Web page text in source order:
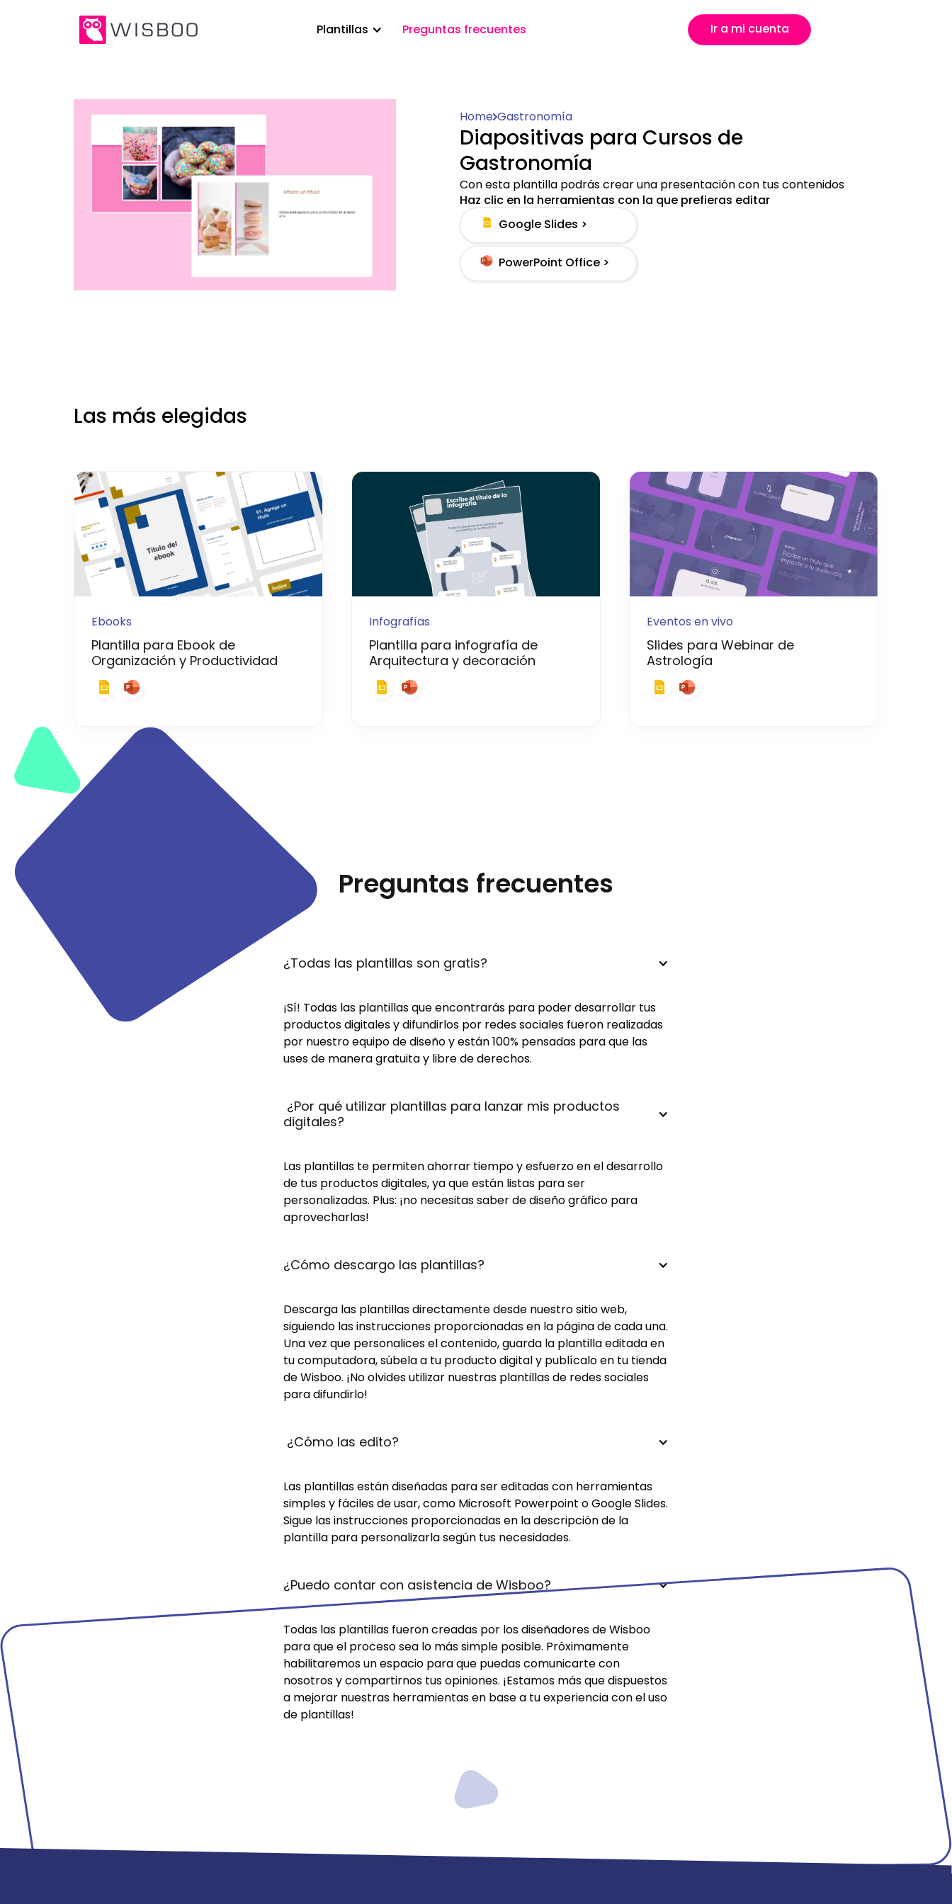
Plantillas Preguntas frecuentes Ir a mi cuenta
Home Gastronomía
Diapositivas para Cursos de
Gastronomía
Con esta plantilla podrás crear una presentación con tus contenidos
Haz clic en la herramientas con la que prefieras editar
Google Slides >
PowerPoint Office >
Las más elegidas
Ebooks
Plantilla para Ebook de
Organización y Productividad
Infografías
Plantilla para infografía de
Arquitectura y decoración
Eventos en vivo
Slides para Webinar de
Astrología
Preguntas frecuentes
¿Todas las plantillas son gratis?
¡Sí! Todas las plantillas que encontrarás para poder desarrollar tus
productos digitales y difundirlos por redes sociales fueron realizadas
por nuestro equipo de diseño y están 100% pensadas para que las
uses de manera gratuita y libre de derechos.
¿Por qué utilizar plantillas para lanzar mis productos
digitales?
Las plantillas te permiten ahorrar tiempo y esfuerzo en el desarrollo
de tus productos digitales, ya que están listas para ser
personalizadas. Plus: ¡no necesitas saber de diseño gráfico para
aprovecharlas!
¿Cómo descargo las plantillas?
Descarga las plantillas directamente desde nuestro sitio web,
siguiendo las instrucciones proporcionadas en la página de cada una.
Una vez que personalices el contenido, guarda la plantilla editada en
tu computadora, súbela a tu producto digital y publícalo en tu tienda
de Wisboo. ¡No olvides utilizar nuestras plantillas de redes sociales
para difundirlo!
¿Cómo las edito?
Las plantillas están diseñadas para ser editadas con herramientas
simples y fáciles de usar, como Microsoft Powerpoint o Google Slides.
Sigue las instrucciones proporcionadas en la descripción de la
plantilla para personalizarla según tus necesidades.
¿Puedo contar con asistencia de Wisboo?
Todas las plantillas fueron creadas por los diseñadores de Wisboo
para que el proceso sea lo más simple posible. Próximamente
habilitaremos un espacio para que puedas comunicarte con
nosotros y compartirnos tus opiniones. ¡Estamos más que dispuestos
a mejorar nuestras herramientas en base a tu experiencia con el uso
de plantillas!